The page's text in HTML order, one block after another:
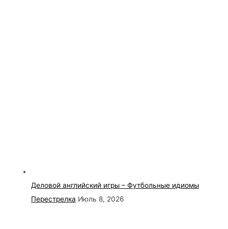
Деловой английский игры – Футбольные идиомы
Перестрелка Июль 8, 2026